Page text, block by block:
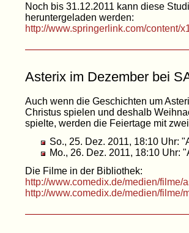
Noch bis 31.12.2011 kann diese
heruntergeladen werden:
http://www.springerlink.com/content/
Asterix im Dezember bei
Auch wenn die Geschichten um
Christus spielen und deshalb
spielte, werden die Feiertage mit
So., 25. Dez. 2011, 18:10 Uhr:
Mo., 26. Dez. 2011, 18:10 Uhr:
Die Filme in der Bibliothek:
http://www.comedix.de/medien/
http://www.comedix.de/medien/filme/